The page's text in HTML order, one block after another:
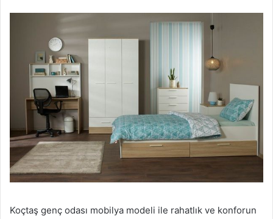
Koçtaş genç odası mobilya modeli ile rahatlık ve konforun